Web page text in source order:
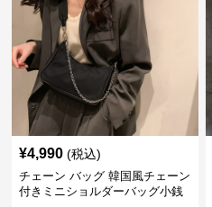
¥4,990 (税込)
チェーン バッグ 韓国風チェーン
付きミニショルダーバッグ小銭